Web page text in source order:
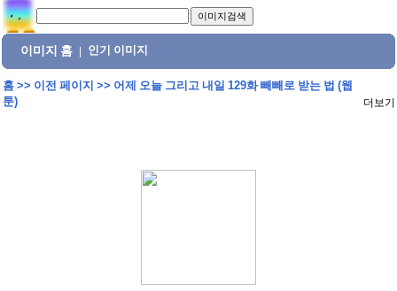
이미지 홈 인기 이미지
홈>> 이전 페이지 >> 어제 오늘 그리고 내일 129화 빼빼로 받는 법 (웹
툰)
더보기